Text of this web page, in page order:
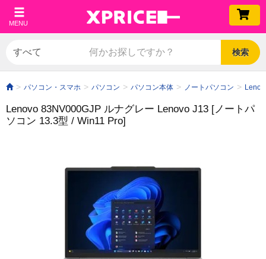
MENU
検索
パソコン・スマホ パソコン パソコン本体 ノートパソコン
Lenovo 83NV000GJP ルナグレー Lenovo J13 [ノートパ
ソコン 13.3型 / Win11 Pro]